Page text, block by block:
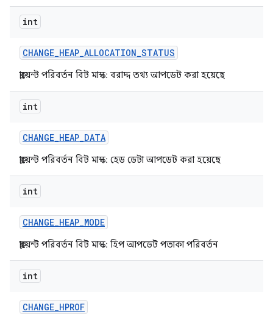
int
CHANGE_HEAP_ALLOCATION_STATUS
ক্লায়েন্ট পরিবর্তন বিট মাস্ক: বরাদ্দ তথ্য আপডেট করা হয়েছে
int
CHANGE_HEAP_DATA
ক্লায়েন্ট পরিবর্তন বিট মাস্ক: হেড ডেটা আপডেট করা হয়েছে
int
CHANGE_HEAP_MODE
ক্লায়েন্ট পরিবর্তন বিট মাস্ক: হিপ আপডেট পতাকা পরিবর্তন
int
CHANGE_HPROF